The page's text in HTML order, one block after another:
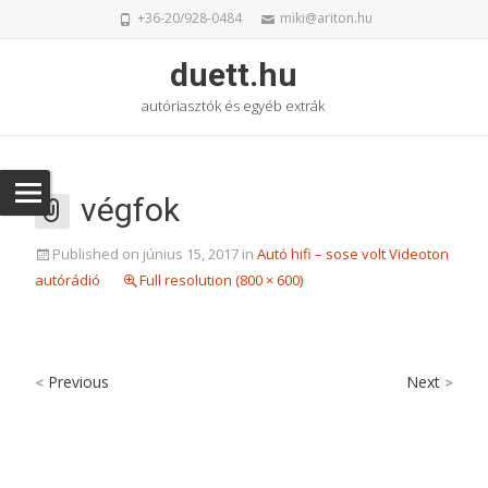
+36-20/928-0484 miki@ariton.hu
duett.hu
autóriasztók és egyéb extrák
végfok
Published on június 15, 2017 in Autó hifi – sose volt Videoton
autórádió
Full resolution (800 × 600)
< Previous Next >